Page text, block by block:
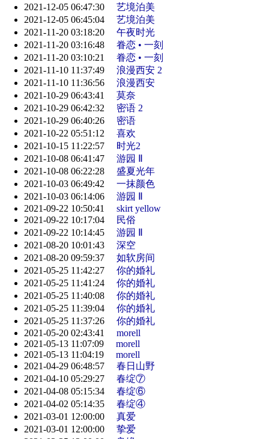
2021-12-05 06:47:30
艺境泊美
2021-12-05 06:45:04
艺境泊美
2021-11-20 03:18:20
午夜时光
2021-11-20 03:16:48
眷恋 • 一刻
2021-11-20 03:10:21
眷恋 • 一刻
2021-11-10 11:37:49
浪漫西安 2
2021-11-10 11:36:56
浪漫西安
2021-10-29 06:43:41
莫奈
2021-10-29 06:42:32
密语 2
2021-10-29 06:40:26
密语
2021-10-22 05:51:12
喜欢
2021-10-15 11:22:57
时光2
2021-10-08 06:41:47
游园 Ⅱ
2021-10-08 06:22:28
盛夏光年
2021-10-03 06:49:42
一抹颜色
2021-10-03 06:14:06
游园 Ⅱ
2021-09-22 10:50:41
skirt yellow
2021-09-22 10:17:04
民俗
2021-09-22 10:14:45
游园 Ⅱ
2021-08-20 10:01:43
深空
2021-08-20 09:59:37
如软房间
2021-05-25 11:42:27
你的婚礼
2021-05-25 11:41:24
你的婚礼
2021-05-25 11:40:08
你的婚礼
2021-05-25 11:39:04
你的婚礼
2021-05-25 11:37:26
你的婚礼
2021-05-20 02:43:41
morell
2021-05-13 11:07:09
morell
2021-05-13 11:04:19
morell
2021-04-29 06:48:57
春日山野
2021-04-10 05:29:27
春绽⑦
2021-04-08 05:15:34
春绽⑥
2021-04-02 05:14:35
春绽④
2021-03-01 12:00:00
真爱
2021-03-01 12:00:00
挚爱